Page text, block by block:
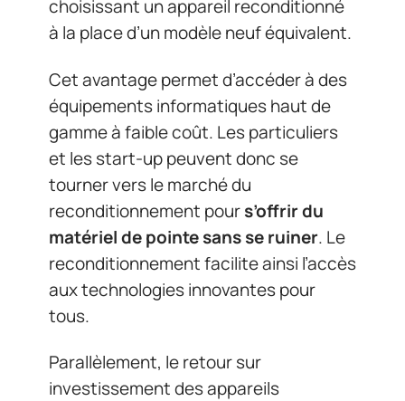
choisissant un appareil reconditionné
à la place d’un modèle neuf équivalent.
Cet avantage permet d’accéder à des
équipements informatiques haut de
gamme à faible coût. Les particuliers
et les start-up peuvent donc se
tourner vers le marché du
reconditionnement pours’offrir du
matériel de pointe sans se ruiner. Le
reconditionnement facilite ainsi l’accès
aux technologies innovantes pour
tous.
Parallèlement, le retour sur
investissement des appareils